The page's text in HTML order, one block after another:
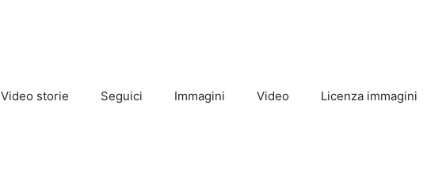
Video storie Seguici Immagini Video Licenza immagini